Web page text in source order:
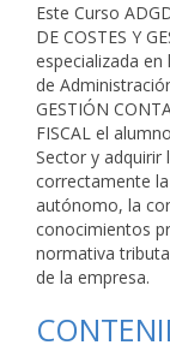
Este Curso
DE COSTES Y
especializada
de
GESTIÓN
FISCAL el
Sector y adquirir
correctamente
autónomo, la
conocimientos
normativa
de la empresa.